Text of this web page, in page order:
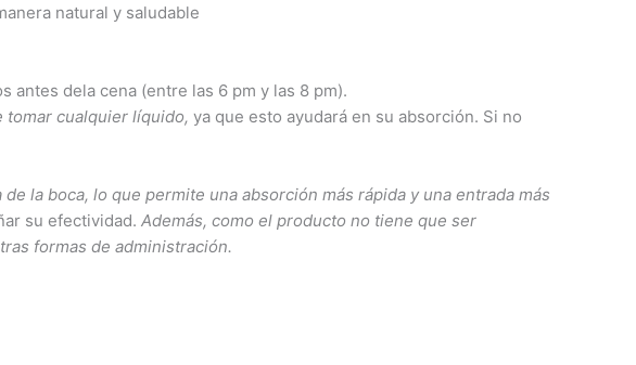
natural y saludable
antes dela cena (entre las 6 pm y las 8 pm).
tomar cualquier líquido, ya que esto ayudará en su absorción. Si no
de la boca, lo que permite una absorción más rápida y una entrada más
su efectividad. Además, como el producto no tiene que ser
formas de administración.